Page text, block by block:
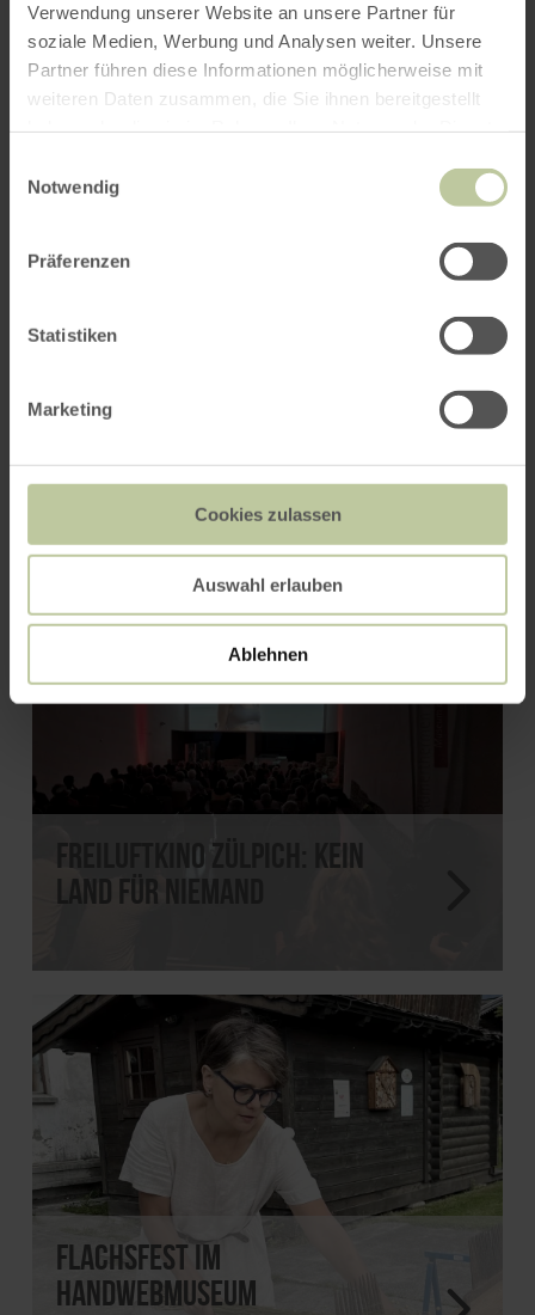
Verwendung unserer Website an unsere Partner für
soziale Medien, Werbung und Analysen weiter. Unsere
Partner führen diese Informationen möglicherweise mit
weiteren Daten zusammen, die Sie ihnen bereitgestellt
Notwendig
Präferenzen
Statistiken
Marketing
Cookies zulassen
Auswahl erlauben
Ablehnen
Weitere Veranstaltungen
Halloween auf Burg Satzvey
24.10. - 31.10.2026
Freiluftkino Zülpich: Kein
Land für Niemand
Flachsfest im
Handwebmuseum